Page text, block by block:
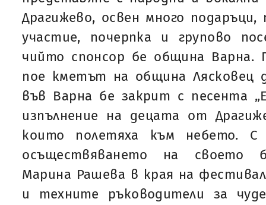
Драгижево, освен много
участие, почерпка и групово
чийто спонсор бе община Варна.
пое кметът на община Лясковец
във Варна бе закрит с песента
изпълнение на децата от
които полетяха към небето. С
осъществяването на своето
Марина Рашева в края на
и техните ръководители за